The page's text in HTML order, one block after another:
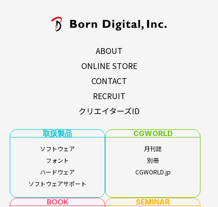
ABOUT
ONLINE STORE
CONTACT
RECRUIT
クリエイターズID
取扱製品
ソフトウェア
フォント
ハードウェア
ソフトウェアサポート
CGWORLD
月刊誌
別冊
CGWORLD.jp
BOOK SEMINAR